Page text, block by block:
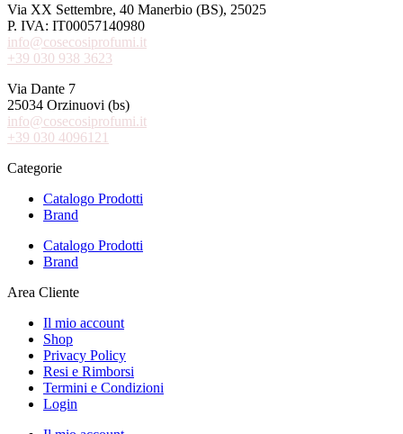
Via XX Settembre, 40 Manerbio (BS), 25025
P. IVA: IT00057140980
info@cosecosiprofumi.it
+39 030 938 3623
Via Dante 7
25034 Orzinuovi (bs)
info@cosecosiprofumi.it
+39 030 4096121
Categorie
Catalogo Prodotti
Brand
Catalogo Prodotti
Brand
Area Cliente
Il mio account
Shop
Privacy Policy
Resi e Rimborsi
Termini e Condizioni
Login